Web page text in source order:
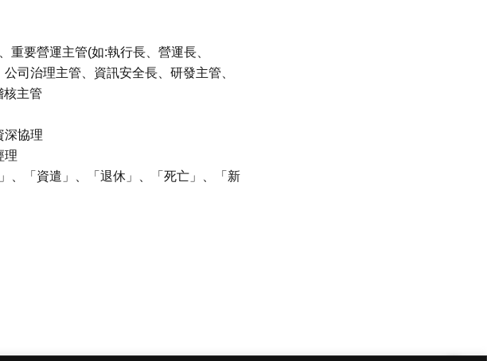
重要營運主管(如:執行長、營運長、
司治理主管、資訊安全長、研發主管、
核主管
深協理
理
、「資遣」、「退休」、「死亡」、「新